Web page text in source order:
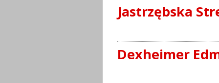
Jastrzębska
Dexheimer